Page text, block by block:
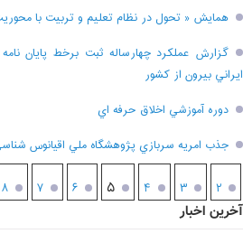
همايش « تحول در نظام تعليم و تربيت با
گزارش عملکرد چهارساله ثبت برخط پايان
ايراني بيرون از کشور
دوره آموزشي اخلاق حرفه اي
جذب امريه سربازي پژوهشگاه ملي اقيانوس
۲ ۳ ۴ ۵ ۶ ۷ ۸
آخرین اخبار